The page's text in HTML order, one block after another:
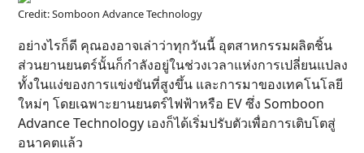
Credit: Somboon Advance Technology
อย่างไรก็ดี คุณองอาจเล่าว่าทุกวันนี้ อุตสาหกรรมผลิตชิ้น
ส่วนยานยนตร์นั้นก็กำลังอยู่ในช่วงเวลาแห่งการเปลี่ยนแปลง
ทั้งในแง่ของการแข่งขันที่สูงขึ้น และการมาของเทคโนโลยี
ใหม่ๆ โดยเฉพาะยานยนตร์ไฟฟ้าหรือ EV ซึ่ง Somboon
Advance Technology เองก็ได้เริ่มปรับตัวเพื่อการเติบโตสู่
อนาคตแล้ว